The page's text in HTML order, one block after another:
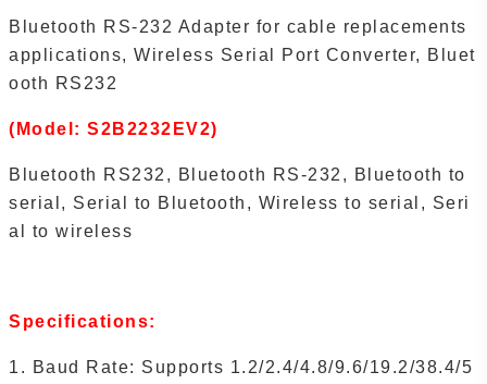
Bluetooth RS-232 Adapter for cable replacements
applications, Wireless Serial Port Converter, Bluet
ooth RS232
(Model: S2B2232EV2)
Bluetooth RS232, Bluetooth RS-232, Bluetooth to
serial, Serial to Bluetooth, Wireless to serial, Seri
al to wireless
Specifications:
1. Baud Rate: Supports 1.2/2.4/4.8/9.6/19.2/38.4/5